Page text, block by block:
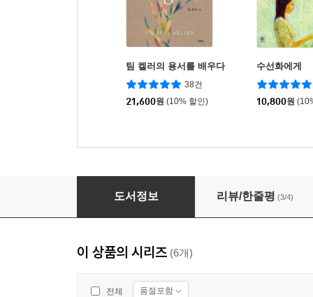
팀 켈러의 용서를 배우다
38건
21,600원 (10% 할인)
수선화에게
10,800원
똥 싸면서 읽는 기독교 이야기
도서정보 리뷰/한줄평 (3/4)
이 상품의 시리즈 (6개)
전체 품절포함